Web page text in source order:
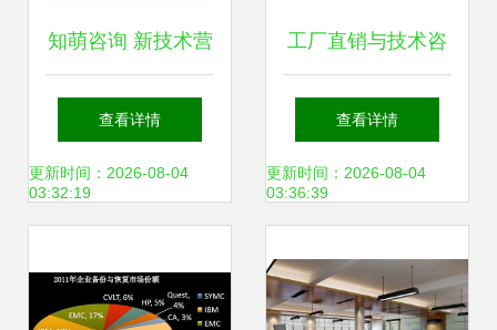
知萌咨询 新技术营
销应用趋势研究报
告——驱动品牌增
查看详情
更新时间：2026-08-04
03:32:19
工厂直销与技术咨
询 佳木斯与瑞昌线
棒HJ-3接头深度解
查看详情
更新时间：2026-08-04
03:36:39